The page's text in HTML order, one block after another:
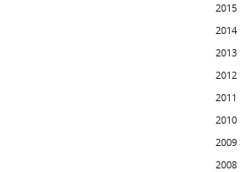
2015
2014
2013
2012
2011
2010
2009
2008